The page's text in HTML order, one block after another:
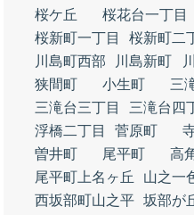
桜ケ丘
桜花台一丁目
桜新町一丁目
桜新町二
川島町西部
川島新町
狭間町
小生町 三
三滝台三丁目
三滝台四
浮橋二丁目
菅原町
曽井町
尾平町 高
尾平町上名ヶ丘
山之一
西坂部町山之平 坂部が